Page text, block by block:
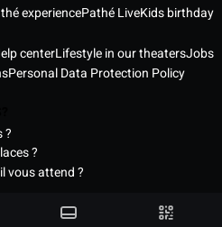
experiencePathé LiveKids birthday
centerLifestyle in our theatersJobs
Personal Data Protection Policy
?
?
vous attend ?